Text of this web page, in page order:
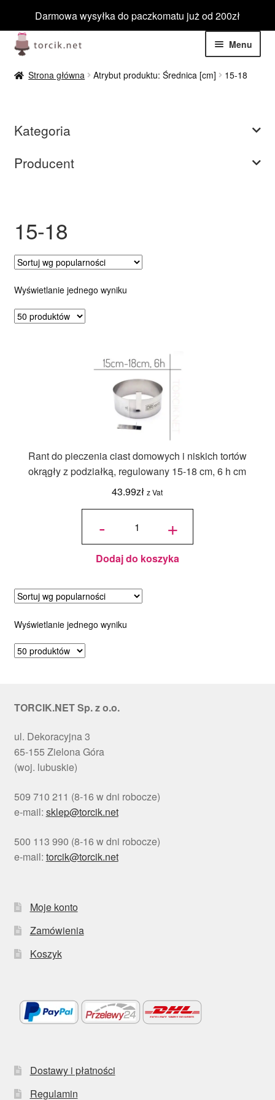
Darmowa wysyłka do paczkomatu już od 200zł
Przejdź
do
nawigacji
Przejdź
do
treści
Menu
Jadalne
Rozwiń
Barwniki spożywcze
Rozwiń
Tematyczne
Rozwiń
Wyprzedaż
Nowości
Strona główna Atrybut produktu: Średnica [cm] 15-18
15-18
Wyświetlanie jednego wyniku
Rant do pieczenia ciast domowych i niskich tortów
okrągły z podziałką, regulowany 15-18 cm, 6 h cm
43.99zł z Vat
-
ilość Rant
ciast
domowych
i niskich
tortów
okrągły z
regulowany
15-18 cm, 6
h cm
+
Dodaj do koszyka
Wyświetlanie jednego wyniku
Kategoria
Producent
TORCIK.NET Sp. z o.o.
ul. Dekoracyjna 3
65-155 Zielona Góra
(woj. lubuskie)
509 710 211 (8-16 w dni robocze)
e-mail: sklep@torcik.net
500 113 990 (8-16 w dni robocze)
e-mail: torcik@torcik.net
Moje konto
Zamówienia
Koszyk
Dostawy i płatności
Regulamin